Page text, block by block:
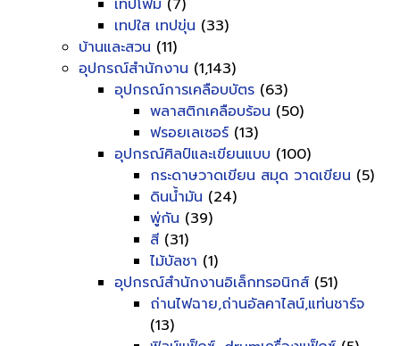
เทปโฟม (7)
เทปใส เทปขุ่น (33)
บ้านและสวน (11)
อุปกรณ์สำนักงาน (1,143)
อุปกรณ์การเคลือบบัตร (63)
พลาสติกเคลือบร้อน (50)
ฟรอยเลเซอร์ (13)
อุปกรณ์ศิลป์และเขียนแบบ (100)
กระดาษวาดเขียน สมุด วาดเขียน (5)
ดินน้ำมัน (24)
พู่กัน (39)
สี (31)
ไม้บัลชา (1)
อุปกรณ์สำนักงานอิเล็กทรอนิกส์ (51)
ถ่านไฟฉาย,ถ่านอัลคาไลน์,แท่นชาร์จ
(13)